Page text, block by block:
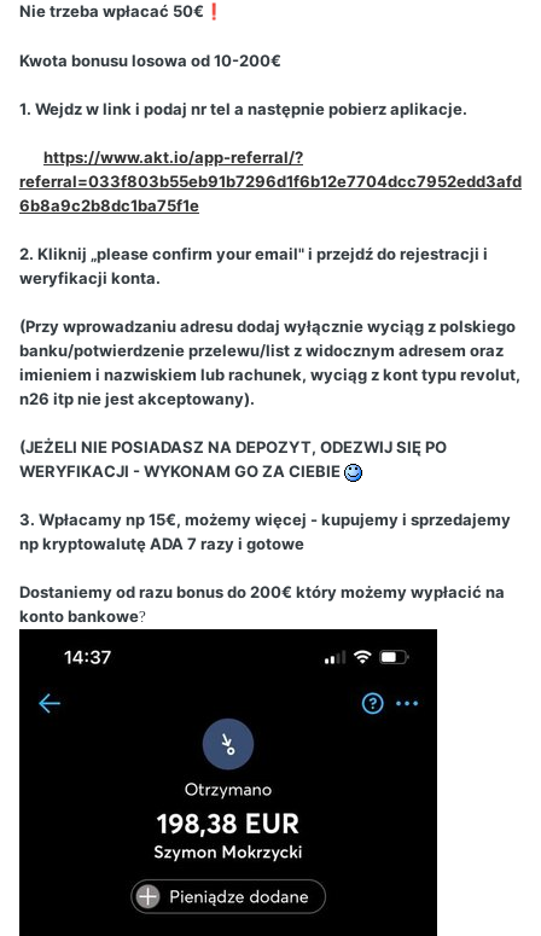
Nie trzeba wpłacać 50€ ❗
Kwota bonusu losowa od 10-200€
1. Wejdz w link i podaj nr tel a następnie pobierz aplikacje.
https://www.akt.io/app-referral/?
referral=033f803b55eb91b7296d1f6b12e7704dcc7952edd3afd
6b8a9c2b8dc1ba75f1e
2. Kliknij „please confirm your email" i przejdź do rejestracji i
weryfikacji konta.
(Przy wprowadzaniu adresu dodaj wyłącznie wyciąg z polskiego
banku/potwierdzenie przelewu/list z widocznym adresem oraz
imieniem i nazwiskiem lub rachunek, wyciąg z kont typu revolut,
n26 itp nie jest akceptowany).
(JEŻELI NIE POSIADASZ NA DEPOZYT, ODEZWIJ SIĘ PO
WERYFIKACJI - WYKONAM GO ZA CIEBIE
3. Wpłacamy np 15€, możemy więcej - kupujemy i sprzedajemy
np kryptowalutę ADA 7 razy i gotowe
Dostaniemy od razu bonus do 200€ który możemy wypłacić na
konto bankowe?